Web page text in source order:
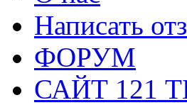
Написать
ФОРУМ
САЙТ 121